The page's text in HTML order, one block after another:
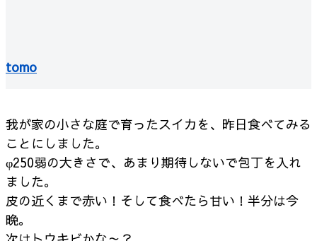
tomo
我が家の小さな庭で育ったスイカを、昨日食べてみる
ことにしました。
φ250弱の大きさで、あまり期待しないで包丁を入れ
ました。
皮の近くまで赤い！ そして食べたら甘い！ 半分は今
晩。